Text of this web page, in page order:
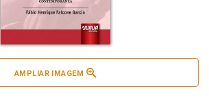
AMPLIAR IMAGEM